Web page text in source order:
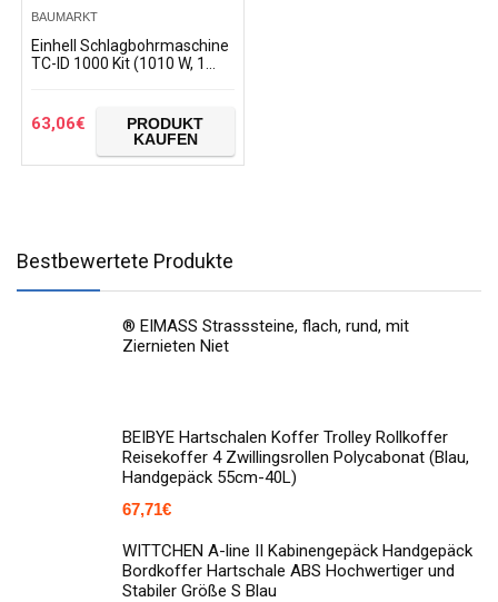
BAUMARKT
Einhell Schlagbohrmaschine
TC-ID 1000 Kit (1010 W, 1
Beton 16 mm, 13…
63,06€
PRODUKT
KAUFEN
Bestbewertete Produkte
® EIMASS Strasssteine, flach, rund, mit
Ziernieten Niet
BEIBYE Hartschalen Koffer Trolley Rollkoffer
Reisekoffer 4 Zwillingsrollen Polycabonat (Blau,
Handgepäck 55cm-40L)
67,71€
WITTCHEN A-line II Kabinengepäck Handgepäck
Bordkoffer Hartschale ABS Hochwertiger und
Stabiler Größe S Blau